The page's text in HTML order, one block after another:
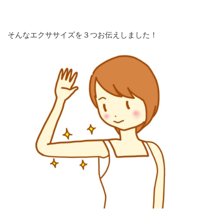
そんなエクササイズを３つお伝えしました！